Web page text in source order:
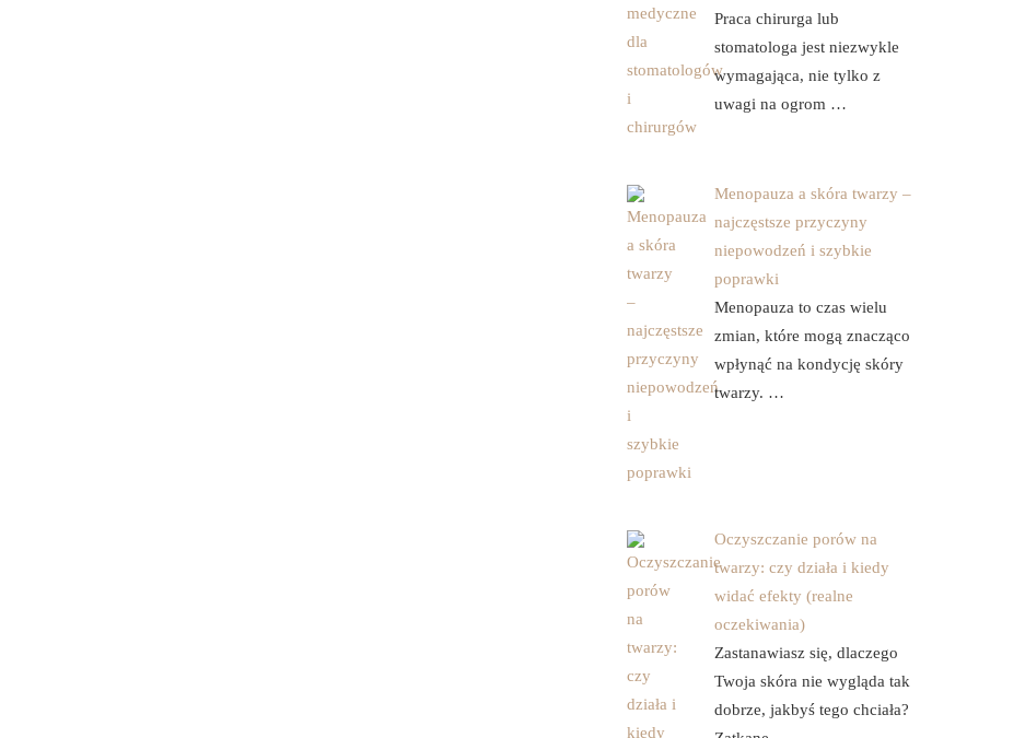
Praca chirurga lub
stomatologa jest niezwykle
wymagająca, nie tylko z
uwagi na ogrom …
Menopauza a skóra twarzy –
najczęstsze przyczyny
niepowodzeń i szybkie
poprawki
Menopauza to czas wielu
zmian, które mogą znacząco
wpłynąć na kondycję skóry
twarzy. …
Oczyszczanie porów na
twarzy: czy działa i kiedy
widać efekty (realne
oczekiwania)
Zastanawiasz się, dlaczego
Twoja skóra nie wygląda tak
dobrze, jakbyś tego chciała?